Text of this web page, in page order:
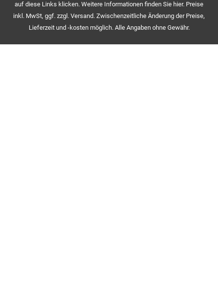
auf diese Links klicken. Weitere Informationen finden Sie hier. Preise
inkl. MwSt, ggf. zzgl. Versand. Zwischenzeitliche Änderung der Preise,
Lieferzeit und -kosten möglich. Alle Angaben ohne Gewähr.